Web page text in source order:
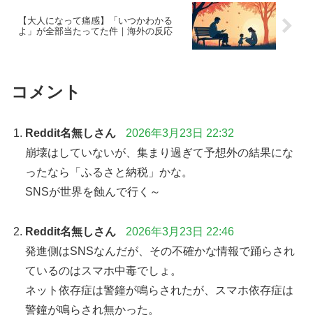
【大人になって痛感】「いつかわかる
よ」が全部当たってた件｜海外の反応
コメント
Reddit名無しさん
2026年3月23日 22:32
崩壊はしていないが、集まり過ぎて予想外の結果にな
ったなら「ふるさと納税」かな。
SNSが世界を蝕んで行く～
Reddit名無しさん
2026年3月23日 22:46
発進側はSNSなんだが、その不確かな情報で踊らされ
ているのはスマホ中毒でしょ。
ネット依存症は警鐘が鳴らされたが、スマホ依存症は
警鐘が鳴らされ無かった。